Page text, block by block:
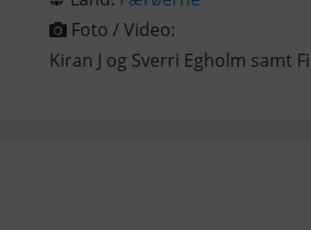
Foto / Video:
Kiran J og Sverri Egholm samt